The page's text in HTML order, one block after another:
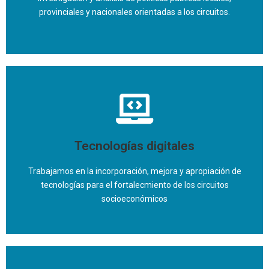
provinciales y nacionales orientadas a los circuitos.
específicamente a los actores sociales y los procesos
vinculados a los circuitos socioeconómicas y otras que
específicamente para eso
Descargá el informe
Tecnologías digitales
Trabajamos en la incorporación, mejora y apropiación de
tecnologías para el fortalecmiento de los circuitos
socioeconómicos